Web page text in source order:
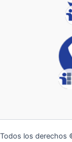
Todos los derechos